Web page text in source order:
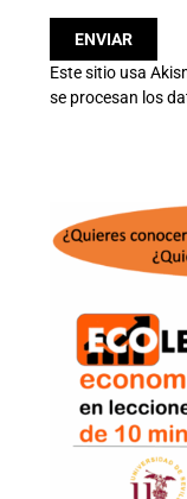
Este sitio usa
se procesan los